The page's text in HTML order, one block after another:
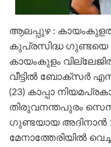
ആലപ്പുഴ :
കുപ്രസിദ്ധ ഗുണ്ടയെ
കായംകുളം
വീട്ടിൽ ബോക്സർ
(23) കാപ്പാ
തിരുവനന്തപുരം
ഗുണ്ടയായ അദിനാൻ
മേനാത്തേരിയിൽ